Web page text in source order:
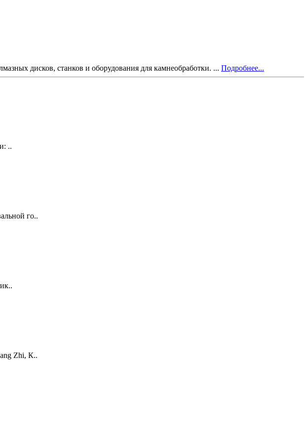
дисков, станков и оборудования для камнеобработки. ... Подробнее...
..
го..
Zhi, К..